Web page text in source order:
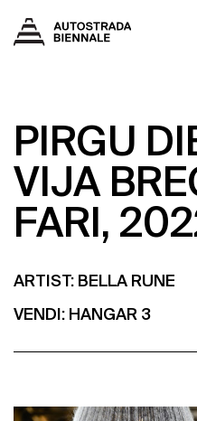
PIRGU
VIJA
FARI,
ARTIST: BELLA RUNE
VENDI: HANGAR 3